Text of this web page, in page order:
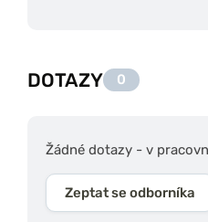
DOTAZY 0
Žádné dotazy - v
Zeptat se odborníka